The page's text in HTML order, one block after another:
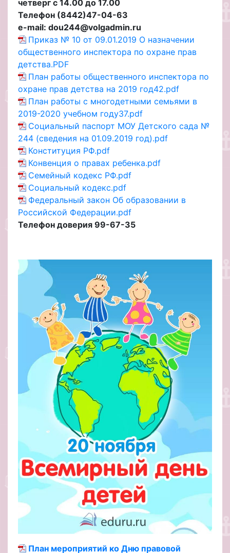
четверг с 14.00 до 17.00
Телефон (8442)47-04-63
e-mail: dou244@volgadmin.ru
Приказ № 10 от 09.01.2019 О назначении
общественного инспектора по охране прав
детства.PDF
План работы общественного инспектора по
охране прав детства на 2019 год42.pdf
План работы с многодетными семьями в
2019-2020 учебном году37.pdf
Социальный паспорт МОУ Детского сада №
244 (сведения на 01.09.2019 год).pdf
Конституция РФ.pdf
Конвенция о правах ребенка.pdf
Семейный кодекс РФ.pdf
Социальный кодекс.pdf
Федеральный закон Об образовании в
Российской Федерации.pdf
Телефон доверия 99-67-35
План мероприятий ко Дню правовой